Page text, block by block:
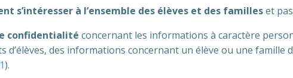
s’intéresser à l’ensemble des élèves et des familleset
confidentialité concernant les informations à caractère
d’élèves, des informations concernant un élève ou une famille
).